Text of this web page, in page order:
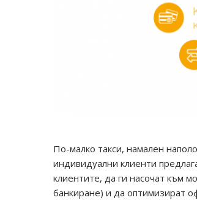
По-малко такси, намален
индивидуални клиенти
клиентите, да ги насочат към
банкиране) и да оптимизират